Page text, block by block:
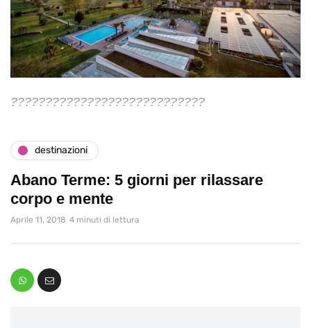
????????????????????????????
destinazioni
Abano Terme: 5 giorni per rilassare
corpo e mente
Aprile 11, 2018 4 minuti di lettura